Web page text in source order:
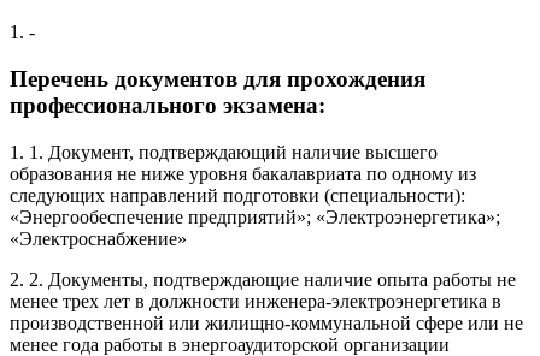
1. -
Перечень документов для прохождения
профессионального экзамена:
1. 1. Документ, подтверждающий наличие высшего
образования не ниже уровня бакалавриата по одному из
следующих направлений подготовки (специальности):
«Энергообеспечение предприятий»; «Электроэнергетика»;
«Электроснабжение»
2. 2. Документы, подтверждающие наличие опыта работы не
менее трех лет в должности инженера-электроэнергетика в
производственной или жилищно-коммунальной сфере или не
менее года работы в энергоаудиторской организации